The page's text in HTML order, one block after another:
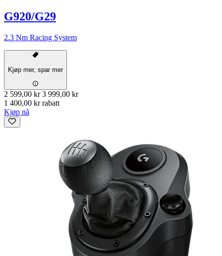
G920/G29
2.3 Nm Racing System
Kjøp mer, spar mer
2 599,00 kr 3 999,00 kr
1 400,00 kr rabatt
Kjøp nå